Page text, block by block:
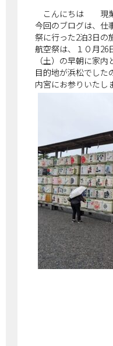
こんにちは 現業
今回のブログは、仕
祭に行った2泊3日の
航空祭は、１０月
（土）の早朝に家内
目的地が浜松でした
内宮にお参りいたし